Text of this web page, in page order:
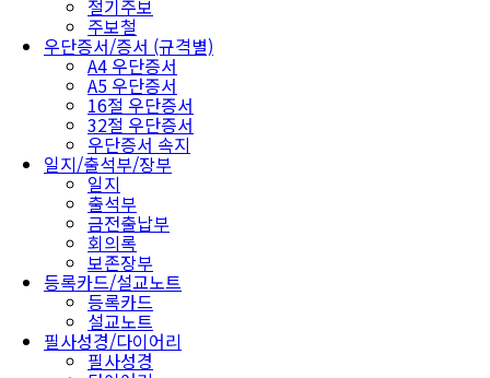
절기주보
주보철
우단증서/증서 (규격별)
A4 우단증서
A5 우단증서
16절 우단증서
32절 우단증서
우단증서 속지
일지/출석부/장부
일지
출석부
금전출납부
회의록
보존장부
등록카드/설교노트
등록카드
설교노트
필사성경/다이어리
필사성경